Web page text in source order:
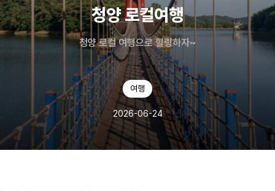
청양 로컬여행
청양 로컬 여행으로 힐링하자~
여행
2026-06-24